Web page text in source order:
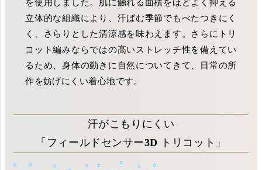
を使用しました。肌に触れる面積をほどよく抑える
立体的な組織により、汗ばむ季節でもべたつきにく
く、さらりとした清涼感を味わえます。さらにトリ
コット編みならではの高いストレッチ性を備えてい
るため、身体の動きに自然についてきて、日常の所
作を妨げにくい着心地です。
汗がこもりにくい
「フィールドセンサー3D トリコット」